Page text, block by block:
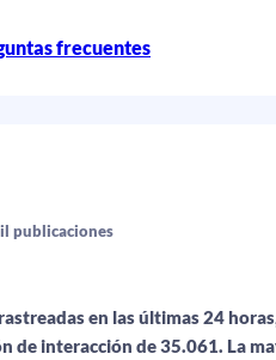
frecuentes
publicaciones
en las últimas 24
de interacción de 35.061. La